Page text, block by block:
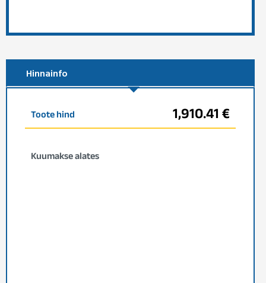
Hinnainfo
Toote hind 1,910.41 €
Kuumakse alates